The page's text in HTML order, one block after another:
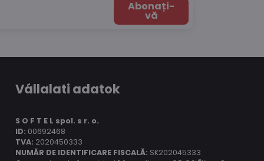
Abonați-
vă
Vállalati adatok
S O F T E L spol. s r. o.
ID: 00692468
TVA: 2020450333
NUMĂR DE IDENTIFICARE FISCALĂ: SK202045333